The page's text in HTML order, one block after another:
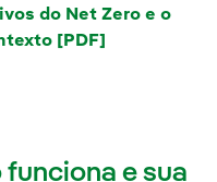
do Net Zero e o
[PDF]
funciona e sua